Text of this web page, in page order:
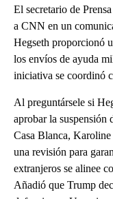
El secretario de
a CNN en un
Hegseth proporcionó
los envíos de ayuda
iniciativa se coordinó
Al preguntársele si
aprobar la suspensión
Casa Blanca,
una revisión para
extranjeros se alinee
Añadió que Trump